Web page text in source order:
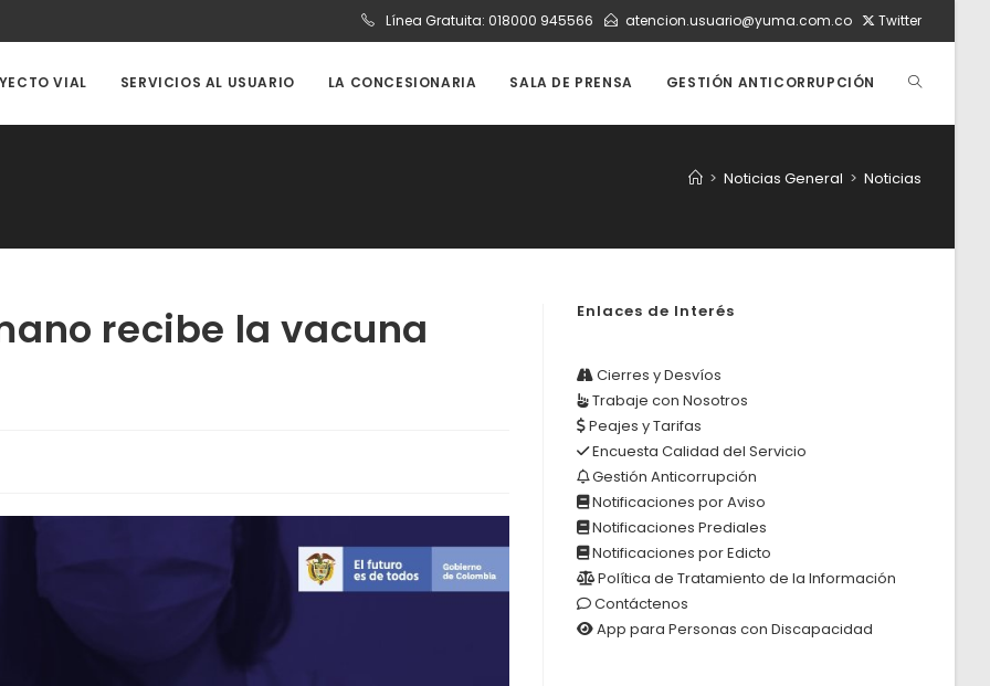
Línea Gratuita: 018000 945566 atencion.usuario@yuma.com.co Twitter
VIAL SERVICIOS AL USUARIO LA CONCESIONARIA SALA DE PRENSA GESTIÓN ANTICORRUPCIÓN ALTERNAR
DE
> Noticias General > Noticias
recibe la vacuna
Enlaces de Interés
Cierres y Desvíos
Trabaje con Nosotros
Peajes y Tarifas
Encuesta Calidad del Servicio
Gestión Anticorrupción
Notificaciones por Aviso
Notificaciones Prediales
Notificaciones por Edicto
Política de Tratamiento de la Información
Contáctenos
App para Personas con Discapacidad